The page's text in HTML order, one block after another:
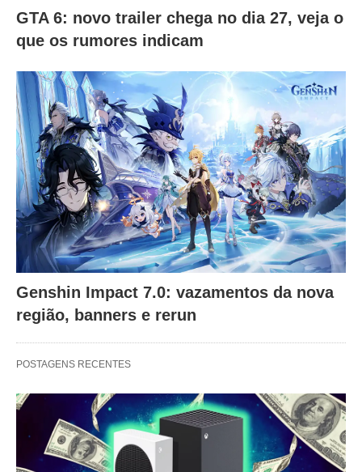
GTA 6: novo trailer chega no dia 27, veja o
que os rumores indicam
Genshin Impact 7.0: vazamentos da nova
região, banners e rerun
POSTAGENS RECENTES